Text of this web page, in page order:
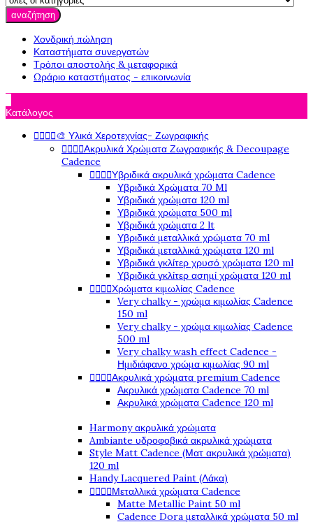
αναζήτηση
Χονδρική πώληση
Καταστήματα συνεργατών
Τρόποι αποστολής & μεταφορικά
Ωράριο καταστήματος - επικοινωνία
Κατάλογος
🎨 Υλικά Χεροτεχνίας- Ζωγραφικής
Ακρυλικά Χρώματα Ζωγραφικής & Decoupage
Cadence
Υβριδικά ακρυλικά χρώματα Cadence
Υβριδικά Χρώματα 70 Ml
Υβριδικά χρώματα 120 ml
Υβριδικά χρώματα 500 ml
Υβριδικά χρώματα 2 lt
Υβριδικά μεταλλικά χρώματα 70 ml
Υβριδικά μεταλλικά χρώματα 120 ml
Υβριδικά γκλίτερ χρυσό χρώματα 120 ml
Υβριδικά γκλίτερ ασημί χρώματα 120 ml
Χρώματα κιμωλίας Cadence
Very chalky - χρώμα κιμωλίας Cadence
150 ml
Very chalky - χρώμα κιμωλίας Cadence
500 ml
Very chalky wash effect Cadence -
Ημιδιάφανο χρώμα κιμωλίας 90 ml
Ακρυλικά χρώματα premium Cadence
Ακρυλικά χρώματα Cadence 70 ml
Ακρυλικά χρώματα Cadence 120 ml
Harmony ακρυλικά χρώματα
Ambiante υδροφοβικά ακρυλικά χρώματα
Style Matt Cadence (Ματ ακρυλικά χρώματα)
120 ml
Handy Lacquered Paint (Λάκα)
Μεταλλικά χρώματα Cadence
Matte Metallic Paint 50 ml
Cadence Dora μεταλλικά χρώματα 50 ml